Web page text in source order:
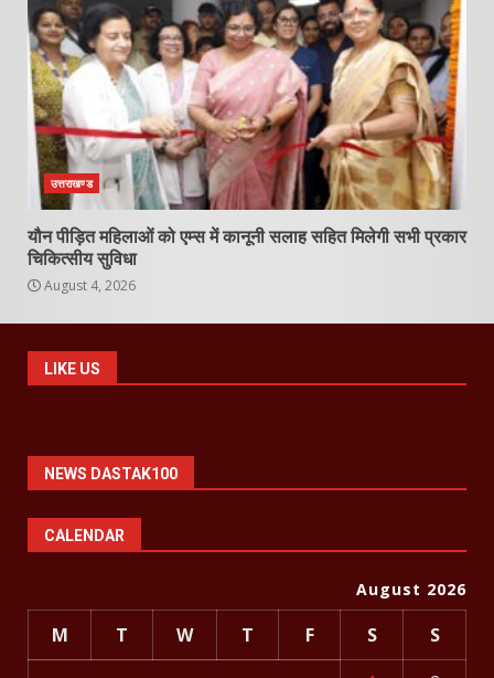
उत्तराखण्ड
यौन पीड़ित महिलाओं को एम्स में कानूनी सलाह सहित मिलेगी सभी प्रकार
चिकित्सीय सुविधा
August 4, 2026
LIKE US
NEWS DASTAK100
CALENDAR
August 2026
M T W T F S
S